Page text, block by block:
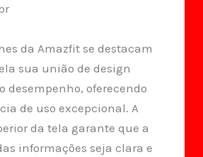
da Amazfit se destacam
sua união de design
desempenho, oferecendo
de uso excepcional. A
da tela garante que a
informações seja clara e